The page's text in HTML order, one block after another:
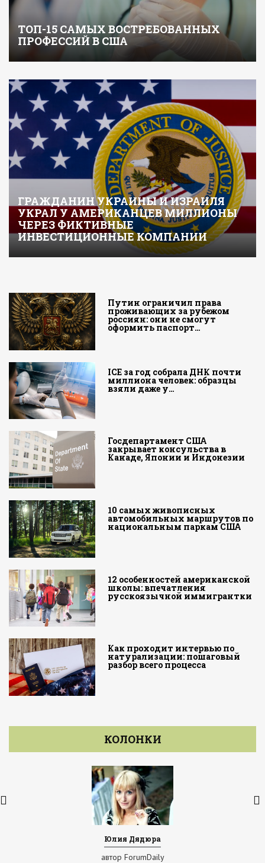
ТОП-15 САМЫХ ВОСТРЕБОВАННЫХ
ПРОФЕССИЙ В США
ГРАЖДАНИН УКРАИНЫ И ИЗРАИЛЯ
УКРАЛ У АМЕРИКАНЦЕВ МИЛЛИОНЫ
ЧЕРЕЗ ФИКТИВНЫЕ
ИНВЕСТИЦИОННЫЕ КОМПАНИИ
Путин ограничил права
проживающих за рубежом
россиян: они не смогут
оформить паспорт…
ICE за год собрала ДНК почти
миллиона человек: образцы
взяли даже у…
Госдепартамент США
закрывает консульства в
Канаде, Японии и Индонезии
10 самых живописных
автомобильных маршрутов по
национальным паркам США
12 особенностей американской
школы: впечатления
русскоязычной иммигрантки
Как проходит интервью по
натурализации: пошаговый
разбор всего процесса
КОЛОНКИ
Юлия Дядюра
автор ForumDaily